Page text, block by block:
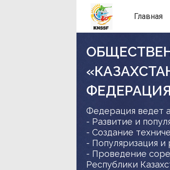
Главная
Федерация ведет
- Развитие и
- Создание
- Популяризация и
- Проведение
Республики